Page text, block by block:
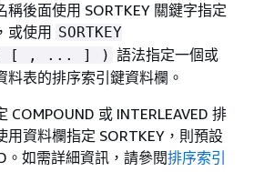
稱後面使用 SORTKEY 關鍵字指定
或使用 SORTKEY
[ , ... ] ) 語法指定一個或
料表的排序索引鍵資料欄。
COMPOUND 或 INTERLEAVED 排
用資料欄指定 SORTKEY，則預設
。如需詳細資訊，請參閱排序索引